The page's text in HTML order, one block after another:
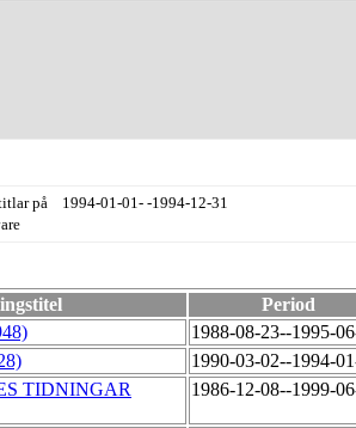
på 1994-01-01- -1994-12-31
Period
1988-08-23--1995-
1990-03-02--1994-
TIDNINGAR
1986-12-08--1999-